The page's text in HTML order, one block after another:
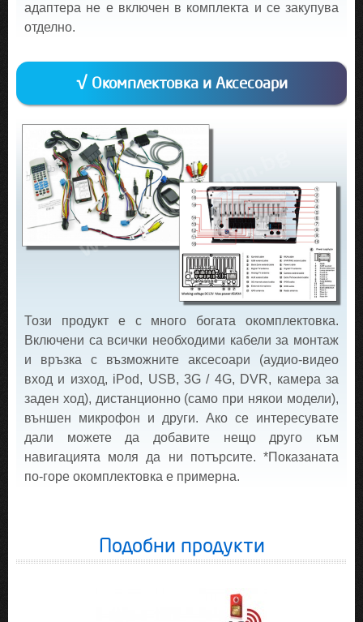
адаптера не е включен в комплекта и се закупува
отделно.
√ Окомплектовка и Аксесоари
Този продукт е с много богата окомплектовка.
Включени са всички необходими кабели за монтаж
и връзка с възможните аксесоари (аудио-видео
вход и изход, iPod, USB, 3G / 4G, DVR, камера за
заден ход), дистанционно (само при някои модели),
външен микрофон и други. Ако се интересувате
дали можете да добавите нещо друго към
навигацията моля да ни потърсите. *Показаната
по-горе окомплектовка е примерна.
Подобни продукти